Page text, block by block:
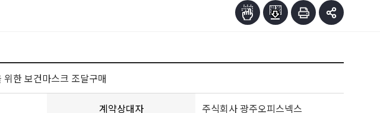
한 보건마스크 조달구매
계약상대자 주식회사 광주오피스넥스